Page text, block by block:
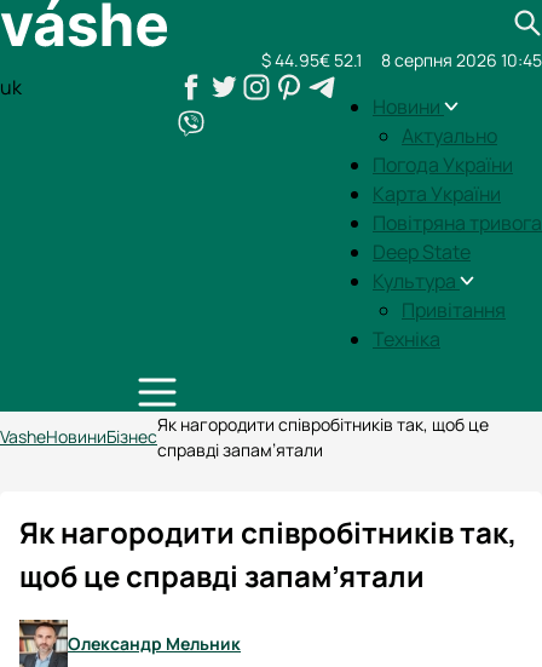
uk
Новини
Актуально
Погода України
Карта України
Повітряна тривога
Deep State
Культура
Привітання
Техніка
$ 44.95€ 52.1 8 серпня 2026 10:45
VasheНовиниБізнес
Як нагородити співробітників так, щоб це
справді запам’ятали
Як нагородити співробітників так,
щоб це справді запам’ятали
Олександр Мельник